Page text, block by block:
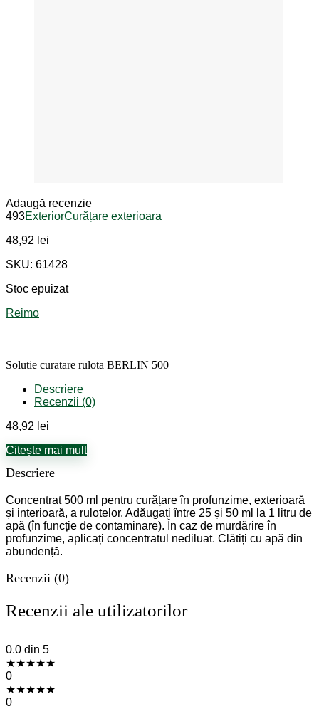
Adaugă recenzie
493ExteriorCurățare exterioara
48,92 lei
SKU: 61428
Stoc epuizat
Reimo
Solutie curatare rulota BERLIN 500
Descriere
Recenzii (0)
48,92 lei
Citește mai mult
Descriere
Concentrat 500 ml pentru curățare în profunzime, exterioară
și interioară, a rulotelor. Adăugați între 25 și 50 ml la 1 litru de
apă (în funcție de contaminare). În caz de murdărire în
profunzime, aplicați concentratul nediluat. Clătiți cu apă din
abundență.
Recenzii (0)
Recenzii ale utilizatorilor
0.0 din 5
★★★★★
0
★★★★★
0